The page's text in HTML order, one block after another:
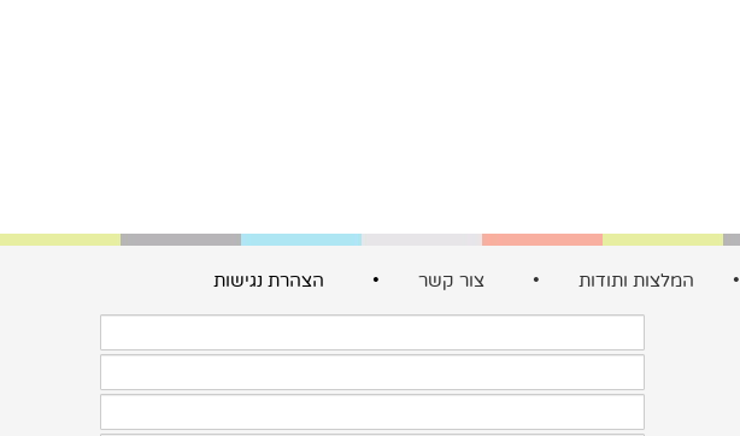
• המלצות ותודות • צור קשר • הצהרת נגישות